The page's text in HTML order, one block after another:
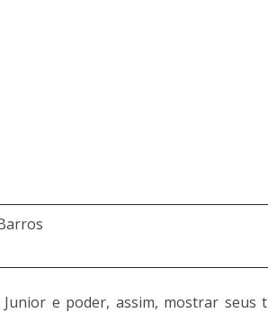
e poder, assim, mostrar seus